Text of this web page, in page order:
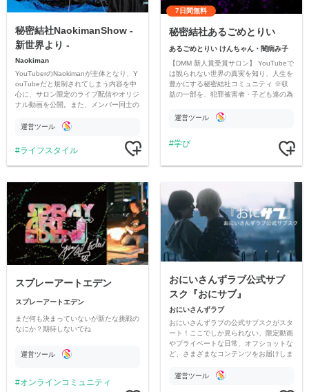
秘密結社NaokimanShow -
新世界より -
Naokiman
YouTuberのNaokimanが主体となり、Y
ouTubeだと規制されてしまう内容を中
心に、サロン限定のライブ配信やオリジ
ナル動画を公開。また、メンバー同士の
ただいています。
運営ツール
ライフスタイル
7日間無料
秘密結社あるごめとりい
あるごめとりい けんちゃん・闇病み子
【DMM 新人賞受賞サロン】 YouTubeで
は観られない世界の真実を知り、人生を
豊かにする秘密結社コミュニティ ※収
益の一部を、犯罪被害者・子ども達の為
す運営ツール
学び
スプレーアートエデン
スプレーアートエデン
まだ何も決まっていないが新たな挑戦の
なにか？期待しないでね
運営ツール
オンラインコミュニティ
おにいさんずラブ公式サブ
スク『おにサブ』
おにいさんずラブ
おにいさんずラブの公式サブスクがスタ
ート！ここでしか見られない、限定動画
やプライベートな日常、オフショットな
ど、さまざまなコンテンツをお届けしま
運営ツール